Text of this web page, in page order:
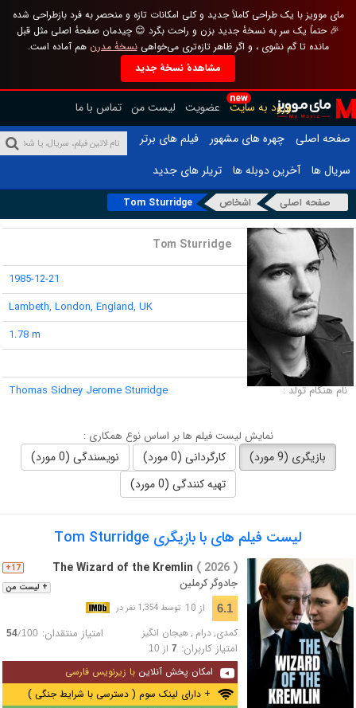
مای موویز با یک طراحی کاملاً جدید و کلی امکانات تازه و منحصر به فرد بازطراحی شده
🎉 حتماً یک سر به نسخهٔ جدید بزن و راحت بگرد 😊 چیدمان صفحهٔ اصلی مثل قبل
مانده تا گم نشوی ، و اگر ظاهر تازه‌تری می‌خواهینسخهٔ مدرن هم آماده است.
مشاهدهٔ نسخهٔ جدید
new
ورود به سایت عضویت لیست من تماس با ما
صفحه اصلی
چهره های مشهور
فیلم های برتر
سریال ها
آخرین دوبله ها تریلر های جدید
صفحه اصلی اشخاص Tom Sturridge
Tom Sturridge
تاریخ تولد :
1985-12-21
محل تولد :
Lambeth, London, England, UK
قد :
1.78 m
لقب :
نام هنگام تولد :
Thomas Sidney Jerome Sturridge
نمایش لیست فیلم ها بر اساس نوع همکاری :
بازیگری (9 مورد) کارگردانی (0 مورد)
نویسندگی (0 مورد)
تهیه کنندگی (0 مورد)
لیست فیلم های با بازیگری Tom Sturridge
+ لیست من
17+ The Wizard of the Kremlin ( 2026 )
جادوگر کرملین
6.1 از 10 توسط 1,354 نفر در
کمدی,درام ,هیجان انگیز امتیاز منتقدان: 54/100
امتیاز کاربران: 7از 10
امکان پخش آنلاین با زیرنویس فارسی
+ دارای لینک سوم ( دسترسی با شرایط جنگی )